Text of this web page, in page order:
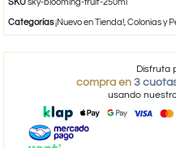
SKUsky-blooming-fruit-250ml
Categorías¡Nuevo en Tienda!,Colonias y
Disfruta
compra en 3
usando